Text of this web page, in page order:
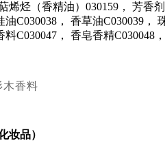
烯烃（香精油）030159， 芳香
C030038， 香草油C030039，
料C030047， 香皂香精
木香料
妆品）